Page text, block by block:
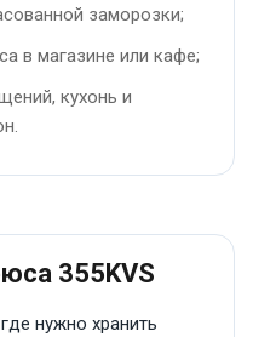
заморозки;
в магазине или кафе;
кухонь и
355KVS
нужно хранить